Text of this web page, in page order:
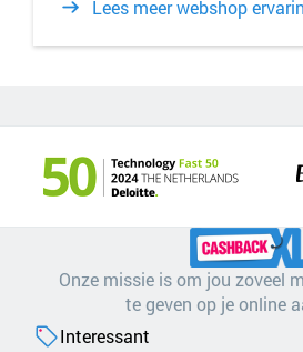
Lees meer webshop
Onze missie is om jou zoveel
te geven op je online
Interessant